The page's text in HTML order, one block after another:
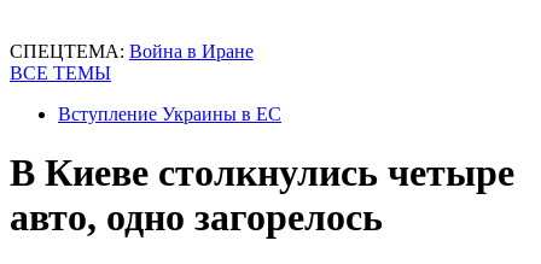
СПЕЦТЕМА: Война в Иране
ВСЕ ТЕМЫ
Вступление Украины в ЕС
В Киеве столкнулись четыре
авто, одно загорелось